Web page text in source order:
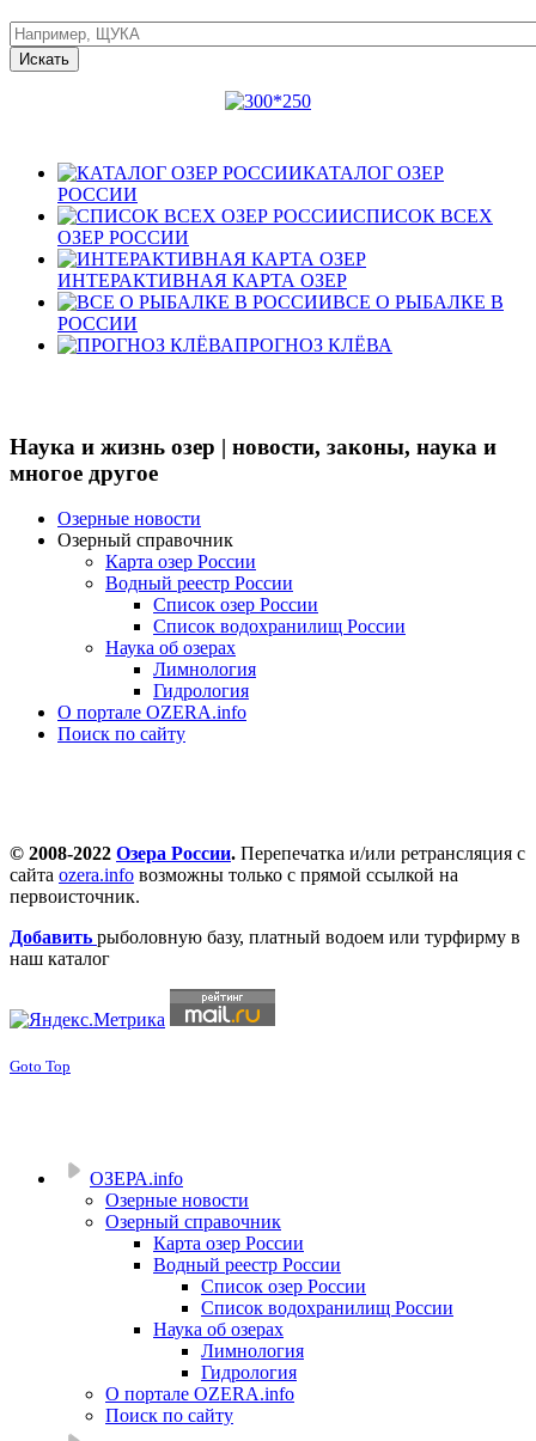
КАТАЛОГ ОЗЕР
РОССИИ
СПИСОК ВСЕХ
ОЗЕР РОССИИ
ИНТЕРАКТИВНАЯ КАРТА ОЗЕР
ВСЕ О РЫБАЛКЕ В
РОССИИ
ПРОГНОЗ КЛЁВА
Наука и жизнь озер | новости, законы, наука и
многое другое
Озерные новости
Озерный справочник
Карта озер России
Водный реестр России
Список озер России
Список водохранилищ России
Наука об озерах
Лимнология
Гидрология
О портале OZERA.info
Поиск по сайту
© 2008-2022 Озера России. Перепечатка и/или ретрансляция с
сайта ozera.info возможны только с прямой ссылкой на
первоисточник.
Добавить рыболовную базу, платный водоем или турфирму в
наш каталог
Goto Top
ОЗЕРА.info
Озерные новости
Озерный справочник
Карта озер России
Водный реестр России
Список озер России
Список водохранилищ России
Наука об озерах
Лимнология
Гидрология
О портале OZERA.info
Поиск по сайту